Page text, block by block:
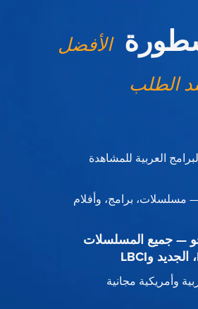
الأفضل
الطلب
العربية للمشاهدة
مسلسلات، برامج، وأفلام
— جميع المسلسلات